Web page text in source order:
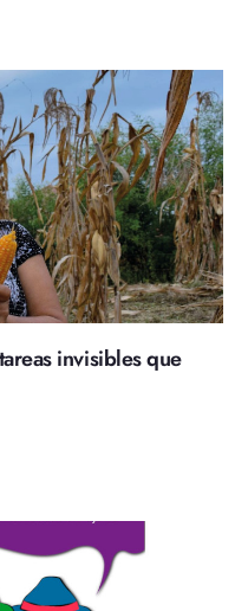
invisibles que